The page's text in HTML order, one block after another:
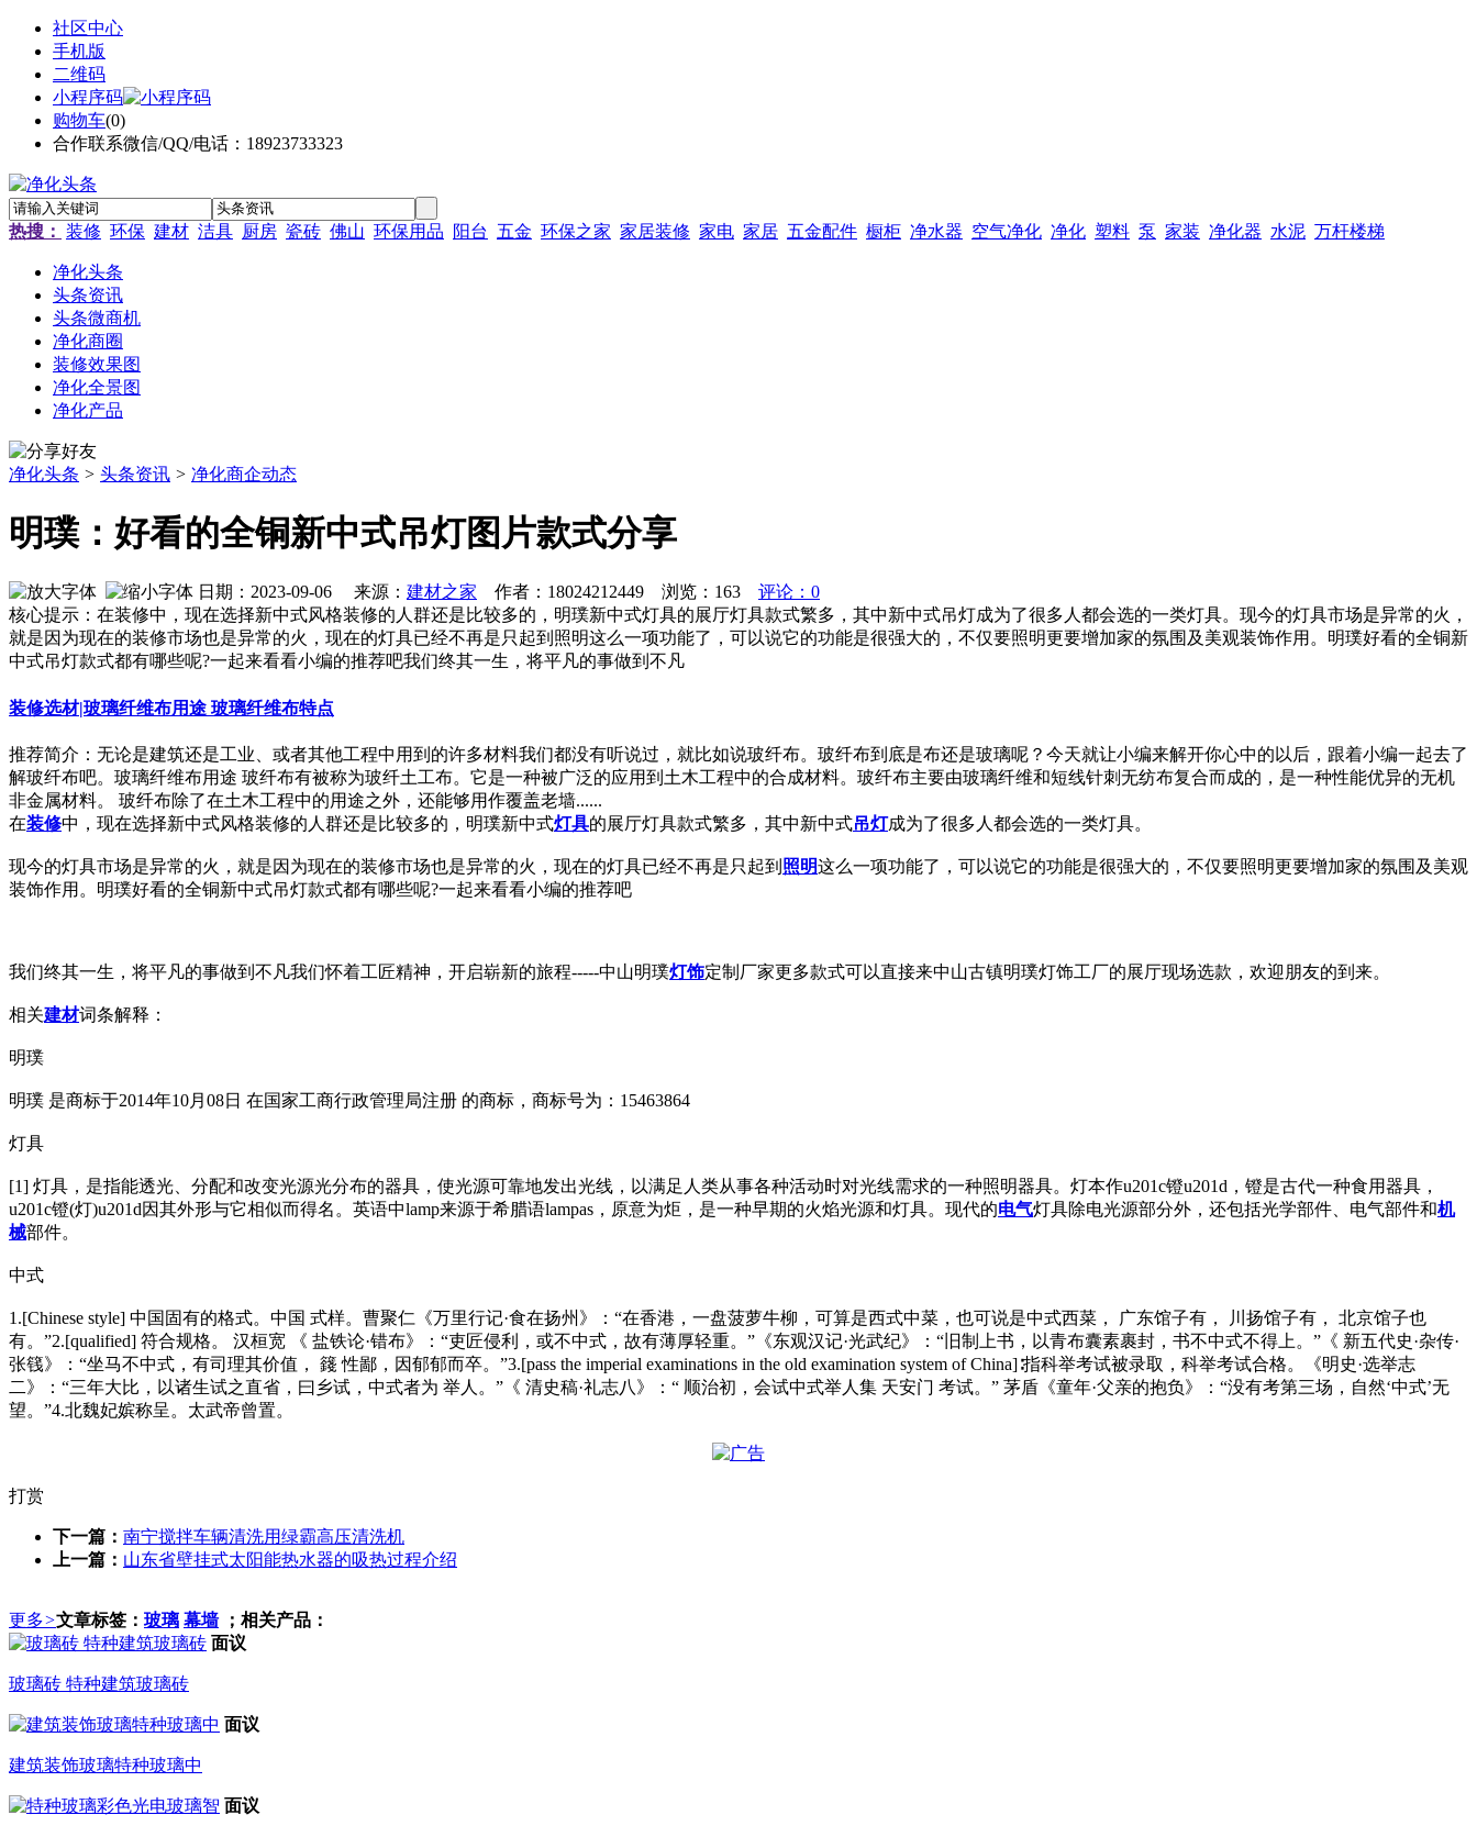
社区中心
手机版
二维码
小程序码
购物车(0)
合作联系微信/QQ/电话：18923733323
热搜： 装修 环保 建材 洁具 厨房 瓷砖 佛山 环保用品 阳台 五金 环保之家 家居装修 家电 家居 五金配件 橱柜 净水器 空气净化 净化 塑料 泵 家装 净化器 水泥 万杆楼梯
净化头条
头条资讯
头条微商机
净化商圈
装修效果图
净化全景图
净化产品
净化头条 > 头条资讯 > 净化商企动态
明璞：好看的全铜新中式吊灯图片款式分享
日期：2023-09-06 来源： 建材之家 作者：18024212449 浏览： 163
评论：0
核心提示：在装修中，现在选择新中式风格装修的人群还是比较多的，明璞新中式灯具的展厅灯具款式繁多，其中新中式吊灯成为了很多人都会选的一类灯具。现今的灯具市场是异常的火，
就是因为现在的装修市场也是异常的火，现在的灯具已经不再是只起到照明这么一项功能了，可以说它的功能是很强大的，不仅要照明更要增加家的氛围及美观装饰作用。明璞好看的全铜新
中式吊灯款式都有哪些呢?一起来看看小编的推荐吧我们终其一生，将平凡的事做到不凡
装修选材|玻璃纤维布用途 玻璃纤维布特点
推荐简介：无论是建筑还是工业、或者其他工程中用到的许多材料我们都没有听说过，就比如说玻纤布。玻纤布到底是布还是玻璃呢？今天就让小编来解开你心中的以后，跟着小编一起去了
解玻纤布吧。玻璃纤维布用途 玻纤布有被称为玻纤土工布。它是一种被广泛的应用到土木工程中的合成材料。玻纤布主要由玻璃纤维和短线针刺无纺布复合而成的，是一种性能优异的无机
非金属材料。 玻纤布除了在土木工程中的用途之外，还能够用作覆盖老墙......
在装修中，现在选择新中式风格装修的人群还是比较多的，明璞新中式灯具的展厅灯具款式繁多，其中新中式吊灯成为了很多人都会选的一类灯具。
现今的灯具市场是异常的火，就是因为现在的装修市场也是异常的火，现在的灯具已经不再是只起到 照明这么一项功能了，可以说它的功能是很强大的，不仅要照明更要增加家的氛围及美观
装饰作用。明璞好看的全铜新中式吊灯款式都有哪些呢?一起来看看小编的推荐吧
我们终其一生，将平凡的事做到不凡我们怀着工匠精神，开启崭新的旅程-----中山明璞灯饰定制厂家更多款式可以直接来中山古镇明璞灯饰工厂的展厅现场选款，欢迎朋友的到来。
相关建材词条解释：
明璞
明璞 是商标于2014年10月08日 在国家工商行政管理局注册 的商标，商标号为：15463864
灯具
[1] 灯具，是指能透光、分配和改变光源光分布的器具，使光源可靠地发出光线，以满足人类从事各种活动时对光线需求的一种照明器具。灯本作u201c镫u201d，镫是古代一种食用器具，
u201c镫(灯)u201d因其外形与它相似而得名。英语中lamp来源于希腊语lampas，原意为炬，是一种早期的火焰光源和灯具。现代的电气灯具除电光源部分外，还包括光学部件、电气部件和机
械部件。
中式
1.[Chinese style] 中国固有的格式。中国 式样。曹聚仁《万里行记·食在扬州》：“在香港，一盘菠萝牛柳，可算是西式中菜，也可说是中式西菜， 广东馆子有， 川扬馆子有， 北京馆子也
有。”2.[qualified] 符合规格。 汉桓宽 《 盐铁论·错布》：“吏匠侵利，或不中式，故有薄厚轻重。”《东观汉记·光武纪》：“旧制上书，以青布囊素裹封，书不中式不得上。”《 新五代史·杂传·
张篯》：“坐马不中式，有司理其价值， 籛 性鄙，因郁郁而卒。”3.[pass the imperial examinations in the old examination system of China]∶指科举考试被录取，科举考试合格。《明史·选举志
二》：“三年大比，以诸生试之直省，曰乡试，中式者为 举人。”《 清史稿·礼志八》：“ 顺治初，会试中式举人集 天安门 考试。” 茅盾《童年·父亲的抱负》：“没有考第三场，自然‘中式’无
望。”4.北魏妃嫔称呈。太武帝曾置。
打赏
下一篇： 南宁搅拌车辆清洗用绿霸高压清洗机
上一篇： 山东省壁挂式太阳能热水器的吸热过程介绍
更多>文章标签： 玻璃 幕墙；相关产品：
面议
玻璃砖 特种建筑玻璃砖
面议
建筑装饰玻璃特种玻璃中
面议